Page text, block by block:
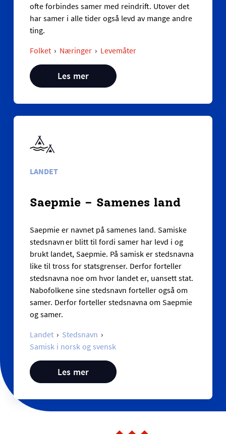
ofte forbindes samer med reindrift. Utover det
har samer i alle tider også levd av mange andre
ting.
Folket
Næringer Levemåter
Les mer
LANDET
Saepmie – Samenes land
Saepmie er navnet på samenes land. Samiske
stedsnavn er blitt til fordi samer har levd i og
brukt landet, Saepmie. På samisk er stedsnavna
like til tross for statsgrenser. Derfor forteller
stedsnavna noe om hvor landet er, uansett stat.
Nabofolkene sine stedsnavn forteller også om
samer. Derfor forteller stedsnavna om Saepmie
og samer.
Landet
Stedsnavn
Samisk i norsk og svensk
Les mer